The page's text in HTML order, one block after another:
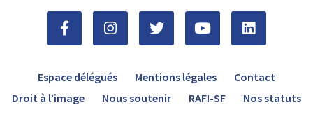
Espace délégués Mentions légales
Contact
Droit à l’image
Nous soutenir RAFI-SF Nos statuts